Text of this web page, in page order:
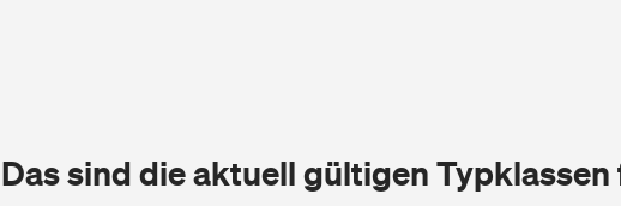
Das sind die aktuell gültigen Typklassen